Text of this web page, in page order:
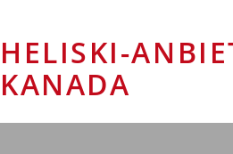
HELISKI-
KANADA